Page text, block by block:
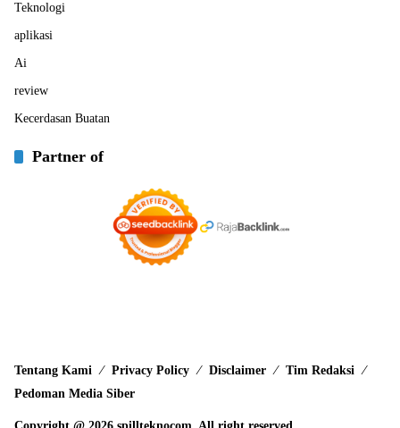
Teknologi
aplikasi
Ai
review
Kecerdasan Buatan
Partner of
Tentang Kami Privacy Policy Disclaimer
Tim Redaksi
Pedoman Media Siber